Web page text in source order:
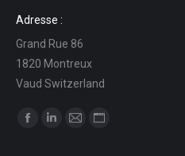
Adresse :
Grand Rue 86
1820 Montreux
Vaud Switzerland
Ci puoi trovare su: